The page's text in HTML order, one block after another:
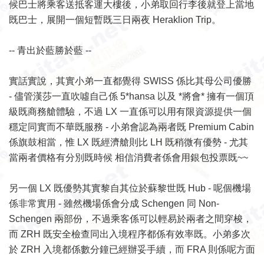
候巴士將乘客送抵客運大樓後，小弟取回行李後就登上當地
既巴士，展開一個短暫既三日兩夜 Heraklion Trip。
-- 青出於藍勝於藍 --
實話實說，其實小弟一直都覺得 SWISS 係比其母公司優勝
- 儘管漢莎一直吹噓自己係 5*hansa 以及 *將會* 擁有一個頂
級既商務艙體驗，不過 LX 一直係可以用有限資源提供一個
穩定同實而不華既服務 - 小弟會認為兩者既 Premium Cabin
係旗鼓相當，惟 LX 既經濟艙則比 LH 既稍微有優勢 - 尤其
當兩者價格有分別既時候 相信消費者係會用銀包投票既~~
另一個 LX 既優勢其實黎自其位於蘇黎世既 Hub - 呢個機場
係非常實用 - 雖然機場係會分成 Schengen 同 Non-
Schengen 兩部份，不過乘客係可以輕易於兩者之間穿梭，
而 ZRH 既安全檢查同出入境程序都係有效率既。小弟多次
於 ZRH 入境都係數分鐘已經辦妥手續，而 FRA 則係呢方面